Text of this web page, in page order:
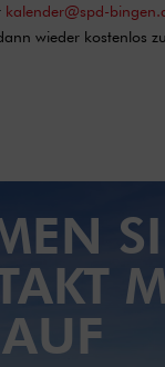
kalender@spd-
wieder kostenlos